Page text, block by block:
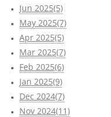
Jun 2025(5)
May 2025(7)
Apr 2025(5)
Mar 2025(7)
Feb 2025(6)
Jan 2025(9)
Dec 2024(7)
Nov 2024(11)